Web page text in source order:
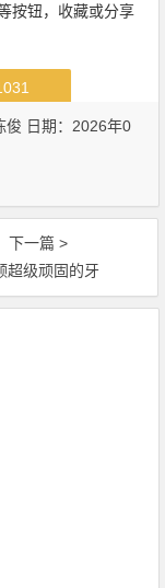
按钮，收藏或分享
俊 日期：2026年0
下一篇 >
超级顽固的牙